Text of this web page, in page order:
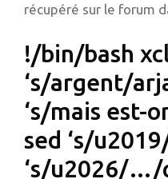
récupéré sur le forum
!/bin/bash
‘s/argent/
‘s/mais est-
sed ‘s/
‘s/u2026/…/